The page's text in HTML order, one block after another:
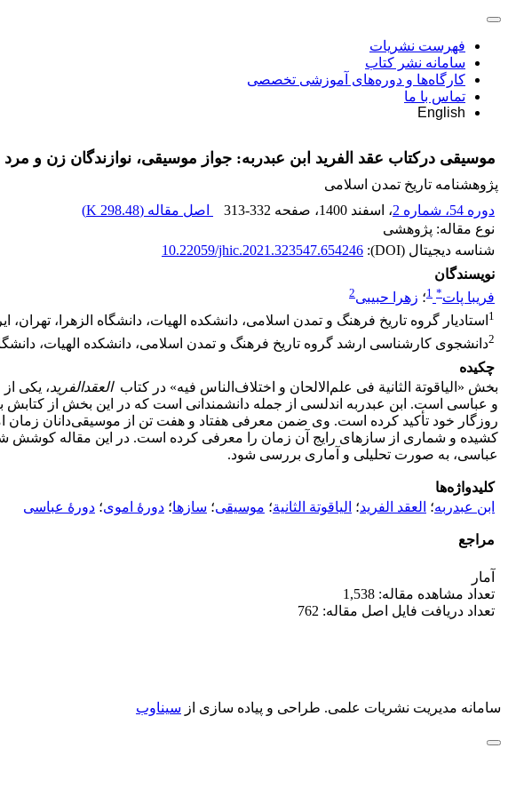
فهرست نشریات
سامانه نشر کتاب
کارگاه‌ها و دوره‌های آموزشی تخصصی
تماس با ما
English
موسیقی درکتاب عقد الفرید ابن عبدربه: جواز موسیقی، نوازندگان زن و مرد
پژوهشنامه تاریخ تمدن اسلامی
دوره 54، شماره 2
، اسفند 1400 ، صفحه 313-332 اصل مقاله (298.48 K
)
نوع مقاله: پژوهشی
شناسه دیجیتال (DOI):
10.22059/jhic.2021.323547.654246
نویسندگان
فریبا پات*
1؛ زهرا حبیبی2
1 استادیار گروه تاریخ فرهنگ و تمدن اسلامی، دانشکده الهیات، دانشگاه الزهرا، تهران،
2دانشجوی کارشناسی ارشد گروه تاریخ فرهنگ و تمدن اسلامی، دانشکده الهیات، دانشگاه
چکیده
بخش «الیاقوتة ‌الثانیة فی علم‌الالحان و اختلاف‌الناس فیه» در کتاب العقدالفرید، یکی
و عباسی است. ابن عبدربه اندلسی از جمله دانشمندانی است که در این بخش از کتابش
روزگار خود تأکید کرده است. وی ضمن معرفی هفتاد و هفت تن از موسیقی‌دانان زمان
کشیده و شماری از سازهای رایج آن زمان را معرفی کرده است. در این مقاله کوشش
عباسی، به صورت تحلیلی و آماری بررسی شود.
کلیدواژه‌ها
ابن عبدربه؛ العقد الفرید؛ الیاقوتة الثانیة؛ موسیقی؛ سازها؛ دورۀ اموی؛ دورۀ عباسی
مراجع
آمار
تعداد مشاهده مقاله: 1,538
تعداد دریافت فایل اصل مقاله: 762
سامانه مدیریت نشریات علمی. طراحی و پیاده سازی از سیناوب